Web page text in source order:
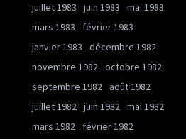
juillet 1983
juin 1983
mai 1983
mars 1983
février 1983
janvier 1983
décembre 1982
novembre 1982 octobre 1982
septembre 1982 août 1982
juillet 1982 juin 1982 mai 1982
mars 1982
février 1982